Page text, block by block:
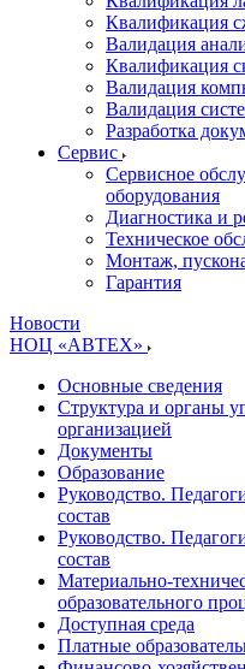
Квалификация
Валидация
Квалификация
Валидация
Валидация
Разработка
Cервис
Сервисное
оборудования
Диагностика и
Техническое
Монтаж,
Гарантия
Новости
НОЦ «АВТЕХ»
Основные сведения
Структура и органы
организацией
Документы
Образование
Руководство.
состав
Руководство.
состав
Материально-
образовательного
Доступная среда
Платные